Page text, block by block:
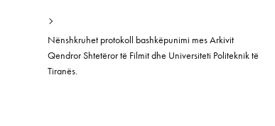
Nënshkruhet protokoll bashkëpunimi mes Arkivit
Qendror Shtetëror të Filmit dhe Universiteti Politeknik të
Tiranës.